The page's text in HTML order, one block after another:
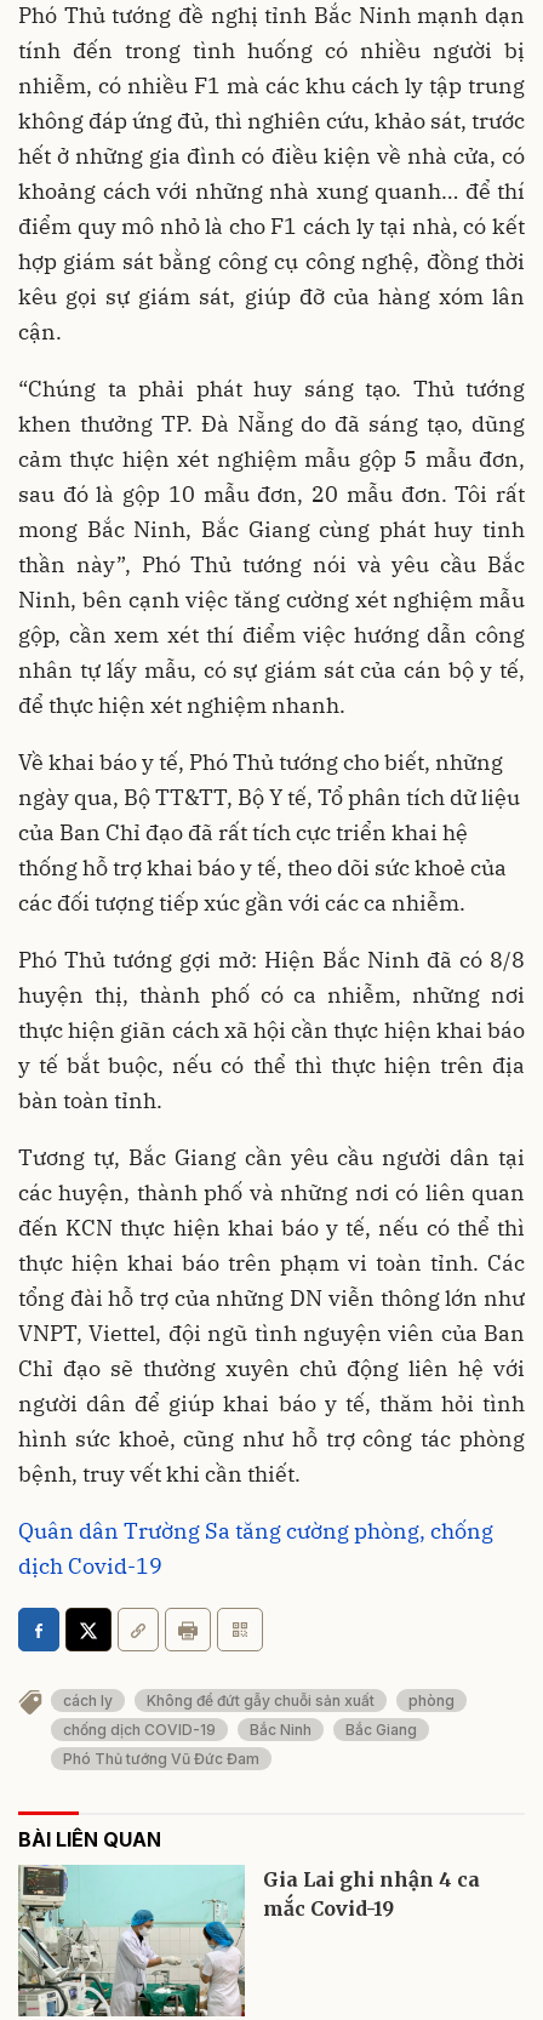
Phó Thủ tướng đề nghị tỉnh Bắc Ninh mạnh dạn
tính đến trong tình huống có nhiều người bị
nhiễm, có nhiều F1 mà các khu cách ly tập trung
không đáp ứng đủ, thì nghiên cứu, khảo sát, trước
hết ở những gia đình có điều kiện về nhà cửa, có
khoảng cách với những nhà xung quanh… để thí
điểm quy mô nhỏ là cho F1 cách ly tại nhà, có kết
hợp giám sát bằng công cụ công nghệ, đồng thời
kêu gọi sự giám sát, giúp đỡ của hàng xóm lân
cận.
“Chúng ta phải phát huy sáng tạo. Thủ tướng
khen thưởng TP. Đà Nẵng do đã sáng tạo, dũng
cảm thực hiện xét nghiệm mẫu gộp 5 mẫu đơn,
sau đó là gộp 10 mẫu đơn, 20 mẫu đơn. Tôi rất
mong Bắc Ninh, Bắc Giang cùng phát huy tinh
thần này”, Phó Thủ tướng nói và yêu cầu Bắc
Ninh, bên cạnh việc tăng cường xét nghiệm mẫu
gộp, cần xem xét thí điểm việc hướng dẫn công
nhân tự lấy mẫu, có sự giám sát của cán bộ y tế,
để thực hiện xét nghiệm nhanh.
Về khai báo y tế, Phó Thủ tướng cho biết, những
ngày qua, Bộ TT&TT, Bộ Y tế, Tổ phân tích dữ liệu
của Ban Chỉ đạo đã rất tích cực triển khai hệ
thống hỗ trợ khai báo y tế, theo dõi sức khoẻ của
các đối tượng tiếp xúc gần với các ca nhiễm.
Phó Thủ tướng gợi mở: Hiện Bắc Ninh đã có 8/8
huyện thị, thành phố có ca nhiễm, những nơi
thực hiện giãn cách xã hội cần thực hiện khai báo
y tế bắt buộc, nếu có thể thì thực hiện trên địa
bàn toàn tỉnh.
Tương tự, Bắc Giang cần yêu cầu người dân tại
các huyện, thành phố và những nơi có liên quan
đến KCN thực hiện khai báo y tế, nếu có thể thì
thực hiện khai báo trên phạm vi toàn tỉnh. Các
tổng đài hỗ trợ của những DN viễn thông lớn như
VNPT, Viettel, đội ngũ tình nguyện viên của Ban
Chỉ đạo sẽ thường xuyên chủ động liên hệ với
người dân để giúp khai báo y tế, thăm hỏi tình
hình sức khoẻ, cũng như hỗ trợ công tác phòng
bệnh, truy vết khi cần thiết.
Quân dân Trường Sa tăng cường phòng, chống
dịch Covid-19
cách ly Không để đứt gẫy chuỗi sản xuất
phòng
chống dịch COVID-19
Bắc Ninh
Bắc Giang
Phó Thủ tướng Vũ Đức Đam
BÀI LIÊN QUAN
Gia Lai ghi nhận 4 ca
mắc Covid-19